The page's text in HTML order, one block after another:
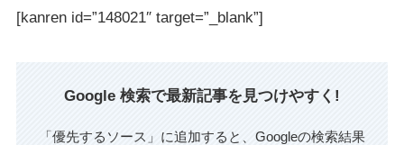
[kanren id=”148021″ target=”_blank”]
Google 検索で最新記事を見つけやすく!
「優先するソース」に追加すると、Googleの検索結果